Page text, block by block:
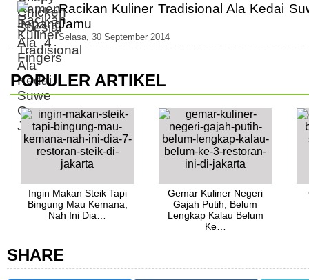
Racikan Kuliner Tradisional Ala Kedai
Jamu
Selasa, 30 September 2014
POPULER ARTIKEL
Ingin Makan Steik Tapi
Bingung Mau Kemana,
Nah Ini Dia…
Gemar Kuliner Negeri
Gajah Putih, Belum
Lengkap Kalau Belum
Ke…
SHARE